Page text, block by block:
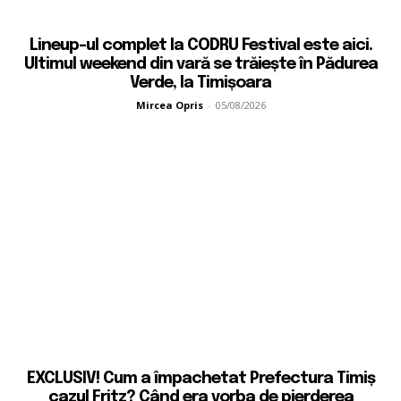
Lineup-ul complet la CODRU Festival este aici.
Ultimul weekend din vară se trăiește în Pădurea
Verde, la Timișoara
Mircea Opris - 05/08/2026
EXCLUSIV! Cum a împachetat Prefectura Timiș
cazul Fritz? Când era vorba de pierderea